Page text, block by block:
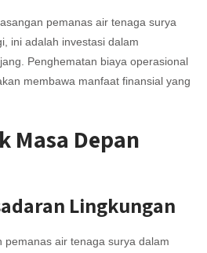
pemanas air tenaga surya
ini adalah investasi dalam
Penghematan biaya operasional
membawa manfaat finansial yang
Masa Depan
Lingkungan
pemanas air tenaga surya dalam